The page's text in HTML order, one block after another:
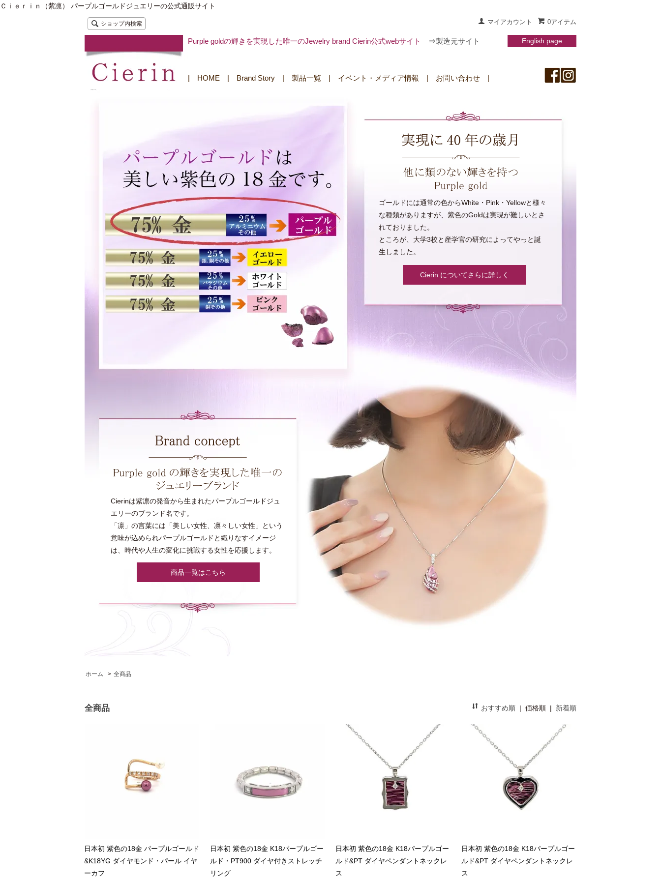
Ｃｉｅｒｉｎ（紫凛） パープルゴールドジュエリーの公式通販サイト
0アイテム
マイアカウント
ショップ内検索
Purple goldの輝きを実現した唯一のJewelry brand Cierin公式webサイト ⇒製造元サイト
| HOME | Brand Story | 製品一覧 | イベント・メディア情報 | お問い合わせ |
English page
ゴールドには通常の色からWhite・Pink・Yellowと様々
な種類がありますが、紫色のGoldは実現が難しいとさ
れておりました。
ところが、大学3校と産学官の研究によってやっと誕
生しました。
Cierin についてさらに詳しく
Cierinは紫凛の発音から生まれたパープルゴールドジュ
エリーのブランド名です。
「凛」の言葉には「美しい女性、凛々しい女性」という
意味が込められパープルゴールドと織りなすイメージ
は、時代や人生の変化に挑戦する女性を応援します。
商品一覧はこちら
ホーム > 全商品
全商品 おすすめ順 | 価格順 | 新着順
日本初 紫色の18金 パープルゴールド
&K18YG ダイヤモンド・パール イヤ
ーカフ
日本初 紫色の18金 K18パープルゴー
ルド・PT900 ダイヤ付きストレッチ
リング
日本初 紫色の18金 K18パープルゴー
ルド&PT ダイヤペンダントネックレ
ス
日本初 紫色の18金 K18パープルゴー
ルド&PT ダイヤペンダントネックレ
ス